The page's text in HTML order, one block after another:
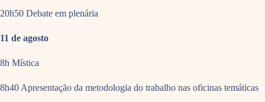
20h50 Debate em plenária
11 de agosto
8h Mística
8h40 Apresentação da metodologia do trabalho nas oficinas temáticas